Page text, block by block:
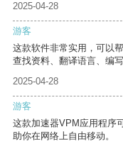
2025-04-28
游客
这款软件非常实用，可以
查找资料、翻译语言、编写
2025-04-28
游客
这款加速器VPM应用程序
助你在网络上自由移动。